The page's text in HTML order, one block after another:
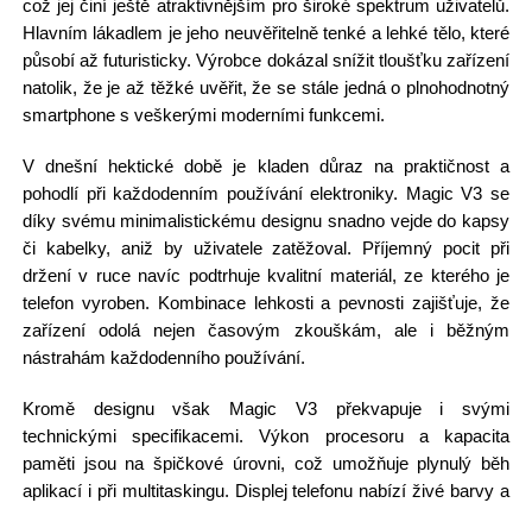
což jej činí ještě atraktivnějším pro široké spektrum uživatelů.
Hlavním lákadlem je jeho neuvěřitelně tenké a lehké tělo, které
působí až futuristicky. Výrobce dokázal snížit tloušťku zařízení
natolik, že je až těžké uvěřit, že se stále jedná o plnohodnotný
smartphone s veškerými moderními funkcemi.
V dnešní hektické době je kladen důraz na praktičnost a
pohodlí při každodenním používání elektroniky. Magic V3 se
díky svému minimalistickému designu snadno vejde do kapsy
či kabelky, aniž by uživatele zatěžoval. Příjemný pocit při
držení v ruce navíc podtrhuje kvalitní materiál, ze kterého je
telefon vyroben. Kombinace lehkosti a pevnosti zajišťuje, že
zařízení odolá nejen časovým zkouškám, ale i běžným
nástrahám každodenního používání.
Kromě designu však Magic V3 překvapuje i svými
technickými specifikacemi. Výkon procesoru a kapacita
paměti jsou na špičkové úrovni, což umožňuje plynulý běh
aplikací i při multitaskingu. Displej telefonu nabízí živé barvy a